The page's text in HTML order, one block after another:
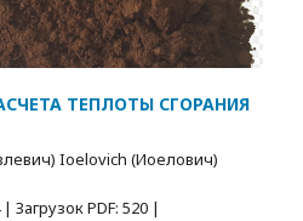
ТЕПЛОТЫ СГОРАНИЯ
Ioelovich (Иоелович)
PDF: 520 |